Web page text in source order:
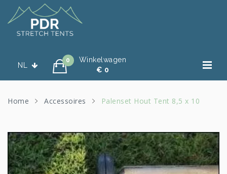
NL
0
Winkelwagen
€ 0
Home Accessoires Palenset Hout Tent 8,5 x 10